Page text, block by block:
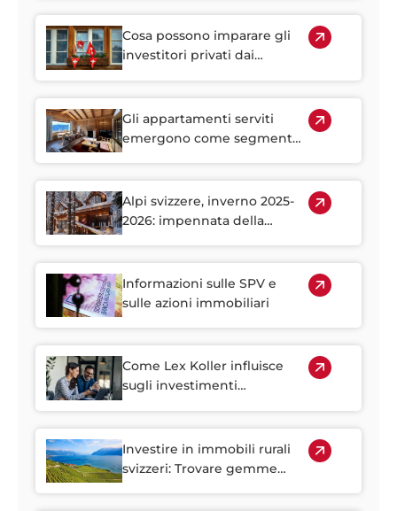
Cosa possono imparare gli
investitori privati dai
Gli appartamenti serviti
emergono come segmento
immobiliare alpino
Alpi svizzere, inverno 2025-
2026: impennata della
Informazioni sulle SPV e
sulle azioni immobiliari
Come Lex Koller influisce
sugli investimenti
Investire in immobili rurali
svizzeri: Trovare gemme